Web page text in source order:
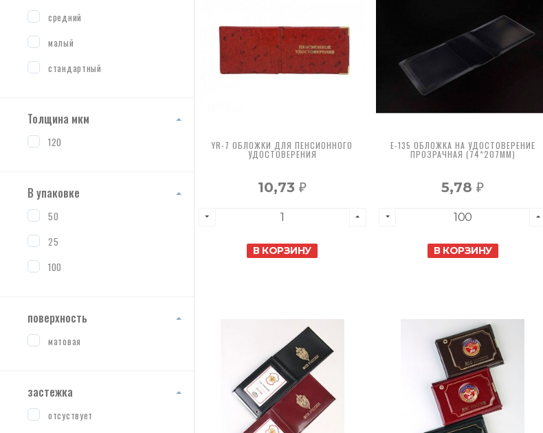
средний
малый
стандартный
Толщина мкм
120
В упаковке
50
25
100
поверхность
матовая
застежка
отсуствует
YR-7 ОБЛОЖКИ ДЛЯ ПЕНСИОННОГО
УДОСТОВЕРЕНИЯ
10,73₽
В КОРЗИНУ
E-135 ОБЛОЖКА НА УДОСТОВЕРЕНИЕ
ПРОЗРАЧНАЯ (74*207ММ)
5,78₽
В КОРЗИНУ